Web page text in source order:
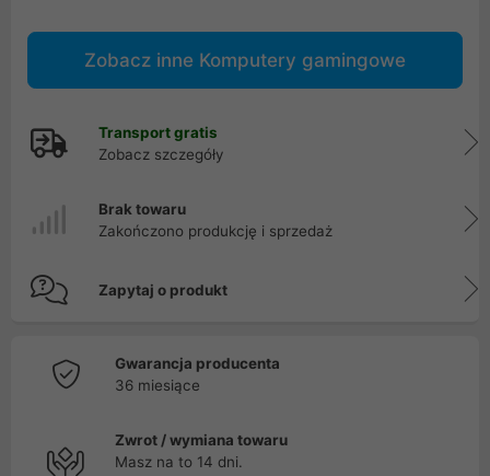
Zobacz inne Komputery gamingowe
Transport gratis
Zobacz szczegóły
Brak towaru
Zakończono produkcję i sprzedaż
Zapytaj o produkt
Gwarancja producenta
36 miesiące
Zwrot / wymiana towaru
Masz na to 14 dni.